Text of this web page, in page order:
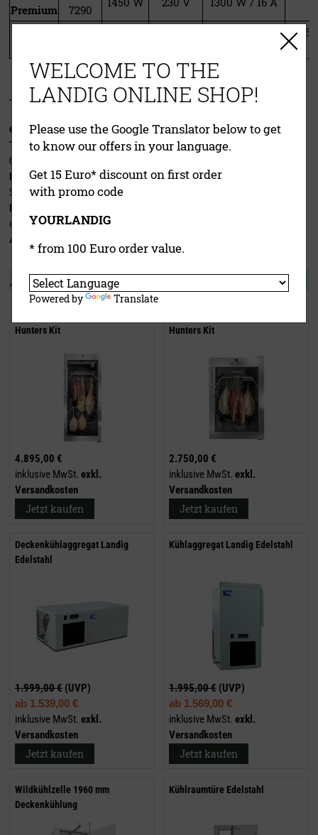
Premium
7290
Premium
945
Technische Daten:
Gehäuse außen: grau pulverbeschichtet
Temperaturbereich: elektronisch in 0,1 °C Schritten einstellbar:
0 °C bis +25 °C
Humicontrol: Luftfeuchtigkeit elektronisch einstellbar von 60 bis
90 % (kein Wasseranschluss erforderlich)
DX AIRREG
und UVC-Entkeimung
Alarm
Andere Kunden kauften auch:
Hunters Kit
4.895,00 €
inklusive MwSt. exkl.
Versandkosten
Jetzt kaufen
Hunters Kit
2.750,00 €
inklusive MwSt. exkl.
Versandkosten
Jetzt kaufen
Deckenkühlaggregat Landig
Edelstahl
1.999,00 € (UVP)
ab 1.539,00 €
inklusive MwSt. exkl.
Versandkosten
Jetzt kaufen
Kühlaggregat Landig Edelstahl
1.995,00 € (UVP)
ab 1.569,00 €
inklusive MwSt. exkl.
Versandkosten
Jetzt kaufen
Wildkühlzelle 1960 mm
Deckenkühlung
Kühlraumtüre Edelstahl
WELCOME TO THE
LANDIG ONLINE SHOP!
Please use the Google Translator below to get
to know our offers in your language.
Get 15 Euro* discount on first order
with promo code
YOURLANDIG
* from 100 Euro order value.
Powered by Translate